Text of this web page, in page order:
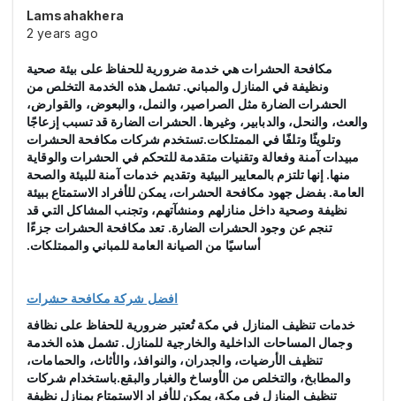
Lamsahakhera
2 years ago
مكافحة الحشرات هي خدمة ضرورية للحفاظ على بيئة صحية
ونظيفة في المنازل والمباني. تشمل هذه الخدمة التخلص من
الحشرات الضارة مثل الصراصير، والنمل، والبعوض، والقوارض،
والعث، والنحل، والدبابير، وغيرها. الحشرات الضارة قد تسبب إزعاجًا
وتلويثًا وتلفًا في الممتلكات.تستخدم شركات مكافحة الحشرات
مبيدات آمنة وفعالة وتقنيات متقدمة للتحكم في الحشرات والوقاية
منها. إنها تلتزم بالمعايير البيئية وتقديم خدمات آمنة للبيئة والصحة
العامة. بفضل جهود مكافحة الحشرات، يمكن للأفراد الاستمتاع ببيئة
نظيفة وصحية داخل منازلهم ومنشآتهم، وتجنب المشاكل التي قد
تنجم عن وجود الحشرات الضارة. تعد مكافحة الحشرات جزءًا
أساسيًا من الصيانة العامة للمباني والممتلكات.
افضل شركة مكافحة حشرات
خدمات تنظيف المنازل في مكة تُعتبر ضرورية للحفاظ على نظافة
وجمال المساحات الداخلية والخارجية للمنازل. تشمل هذه الخدمة
تنظيف الأرضيات، والجدران، والنوافذ، والأثاث، والحمامات،
والمطابخ، والتخلص من الأوساخ والغبار والبقع.باستخدام شركات
تنظيف المنازل في مكة، يمكن للأفراد الاستمتاع بمنازل نظيفة